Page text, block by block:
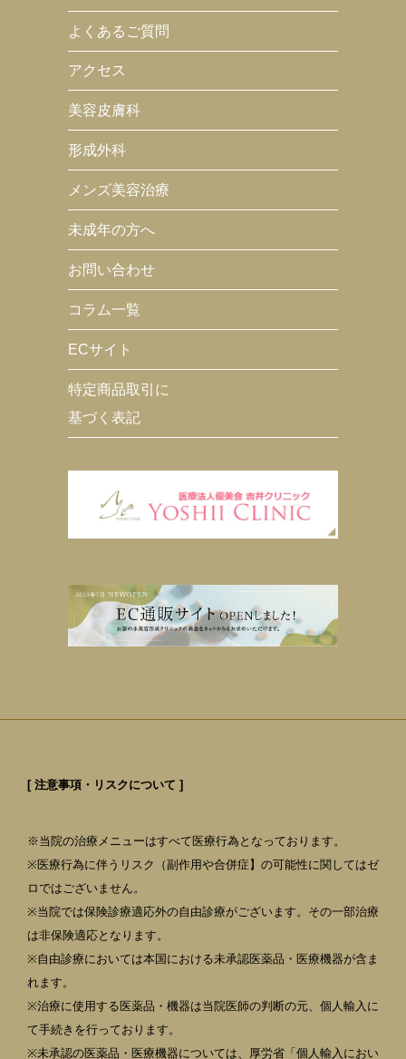
よくあるご質問
アクセス
美容皮膚科
形成外科
メンズ美容治療
未成年の方へ
お問い合わせ
コラム一覧
ECサイト
特定商品取引に
基づく表記
[ 注意事項・リスクについて ]
※当院の治療メニューはすべて医療行為となっております。
※医療行為に伴うリスク（副作用や合併症】の可能性に関してはゼ
ロではございません。
※当院では保険診療適応外の自由診療がございます。その一部治療
は非保険適応となります。
※自由診療においては本国における未承認医薬品・医療機器が含ま
れます。
※治療に使用する医薬品・機器は当院医師の判断の元、個人輸入に
て手続きを行っております。
※未承認の医薬品・医療機器については、厚労省「個人輸入におい